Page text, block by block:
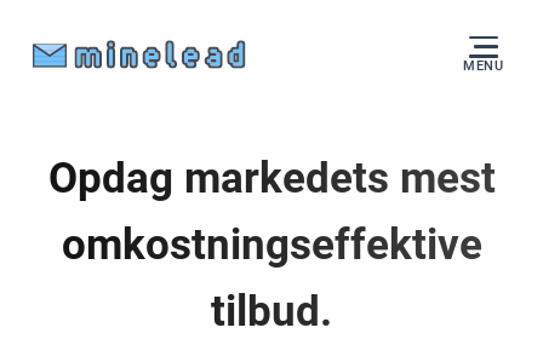
MENU
Opdag markedets mest
omkostningseffektive
tilbud.